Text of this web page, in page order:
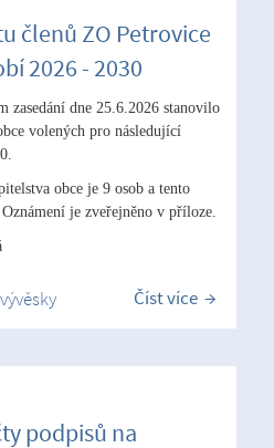
členů ZO Petrovice
2026 - 2030
zasedání dne 25.6.2026 stanovilo
volených pro následující
obce je 9 osob a tento
je zveřejněno v příloze.
Číst více
podpisů na